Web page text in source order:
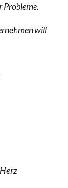
Probleme.
will